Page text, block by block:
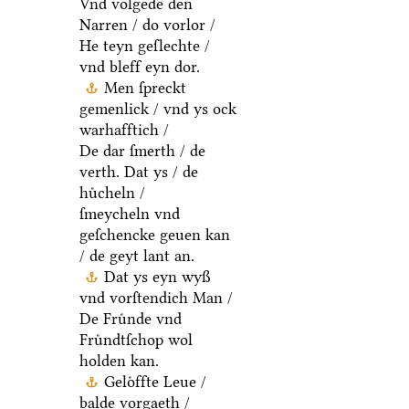
Vnd volgede den
Narren / do vorlor /
He teyn geſlechte /
vnd bleff eyn dor.
Men ſpreckt
gemenlick / vnd ys ock
warhafftich /
De dar ſmerth / de
verth. Dat ys / de
huͤcheln /
ſmeycheln vnd
geſchencke geuen kan
/ de geyt lant an.
Dat ys eyn wyß
vnd vorſtendich Man /
De Fruͤnde vnd
Fruͤndtſchop wol
holden kan.
Geloͤffte Leue /
balde vorgaeth /